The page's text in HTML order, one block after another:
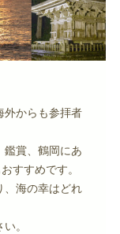
外からも参拝者
鑑賞、鶴岡にあ
すすめです。
、海の幸はどれ
。